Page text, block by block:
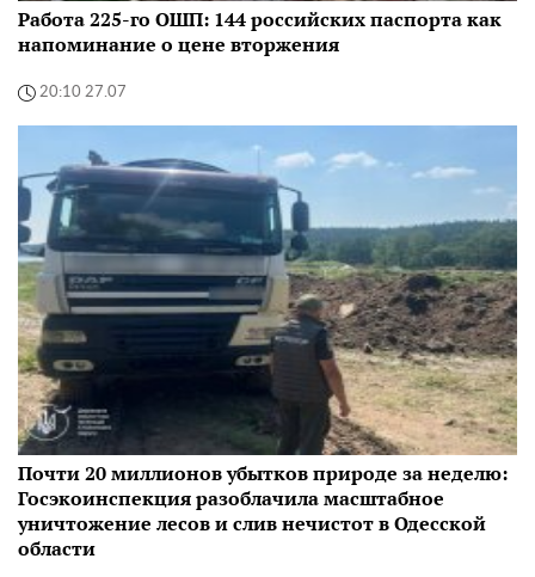
Работа 225-го ОШП: 144 российских паспорта как
напоминание о цене вторжения
20:10 27.07
Почти 20 миллионов убытков природе за неделю:
Госэкоинспекция разоблачила масштабное
уничтожение лесов и слив нечистот в Одесской
области